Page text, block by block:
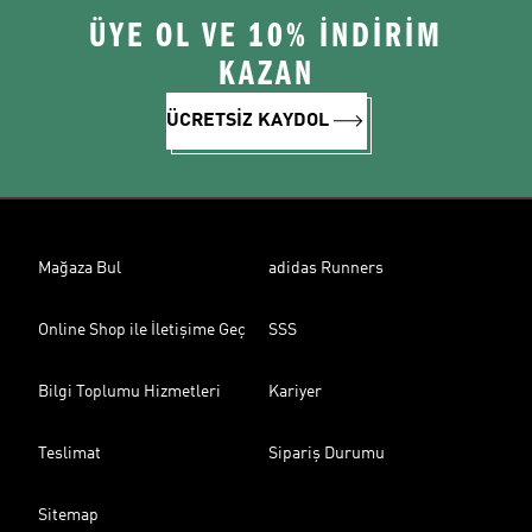
ÜYE OL VE 10% İNDİRİM
KAZAN
ÜCRETSİZ KAYDOL
Mağaza Bul adidas Runners
Online Shop ile İletişime Geç SSS
Bilgi Toplumu Hizmetleri Kariyer
Teslimat Sipariş Durumu
Sitemap